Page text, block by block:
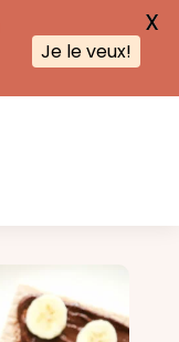
Je le veux!
X